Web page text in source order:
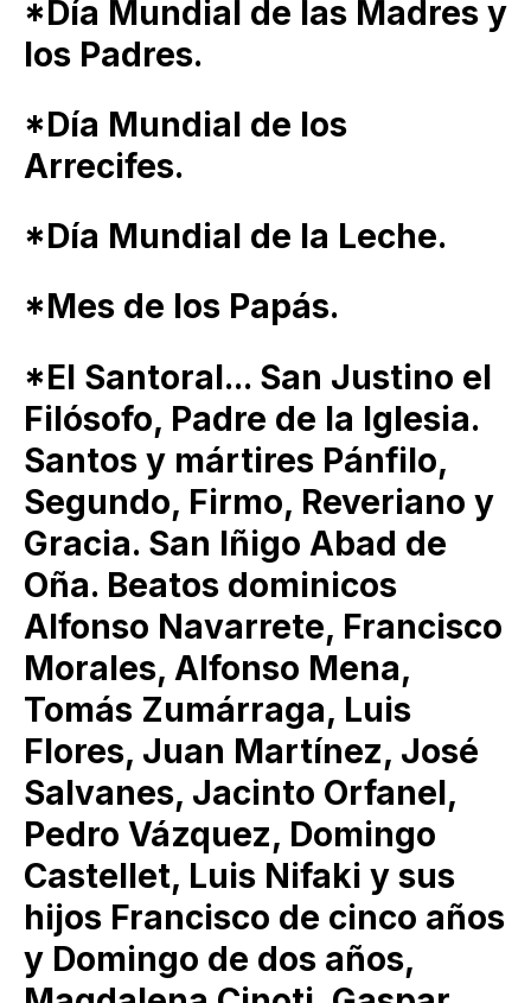
*Día Mundial de las Madres y
los Padres.
*Día Mundial de los
Arrecifes.
*Día Mundial de la Leche.
*Mes de los Papás.
*El Santoral... San Justino el
Filósofo, Padre de la Iglesia.
Santos y mártires Pánfilo,
Segundo, Firmo, Reveriano y
Gracia. San Iñigo Abad de
Oña. Beatos dominicos
Alfonso Navarrete, Francisco
Morales, Alfonso Mena,
Tomás Zumárraga, Luis
Flores, Juan Martínez, José
Salvanes, Jacinto Orfanel,
Pedro Vázquez, Domingo
Castellet, Luis Nifaki y sus
hijos Francisco de cinco años
y Domingo de dos años,